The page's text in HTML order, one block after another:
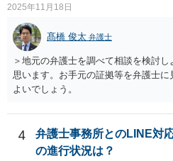
2025年11月18日
髙橋 俊太 弁護士
＞地元の弁護士を調べて相談を検討
思います。お手元の証拠等を弁護士に
よいでしょう。
4
弁護士事務所とのLINE対
の進行状況は？